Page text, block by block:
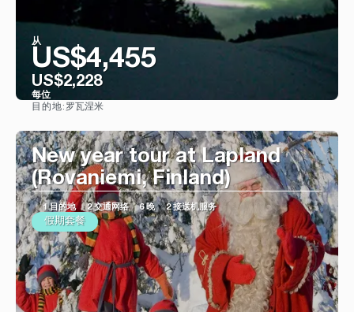
从
US$4,455
US$2,228
每位
目的地: 罗瓦涅米
New year tour at Lapland
(Rovaniemi, Finland)
1 目的地 2 交通网络 6 晚 2 接送机服务
假期套餐